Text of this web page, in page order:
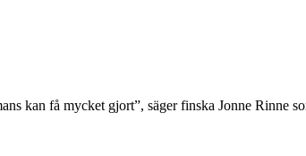
kan få mycket gjort”, säger finska Jonne Rinne